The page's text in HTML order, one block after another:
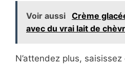
Voir aussi Crème
avec du vrai lait de
N’attendez plus,